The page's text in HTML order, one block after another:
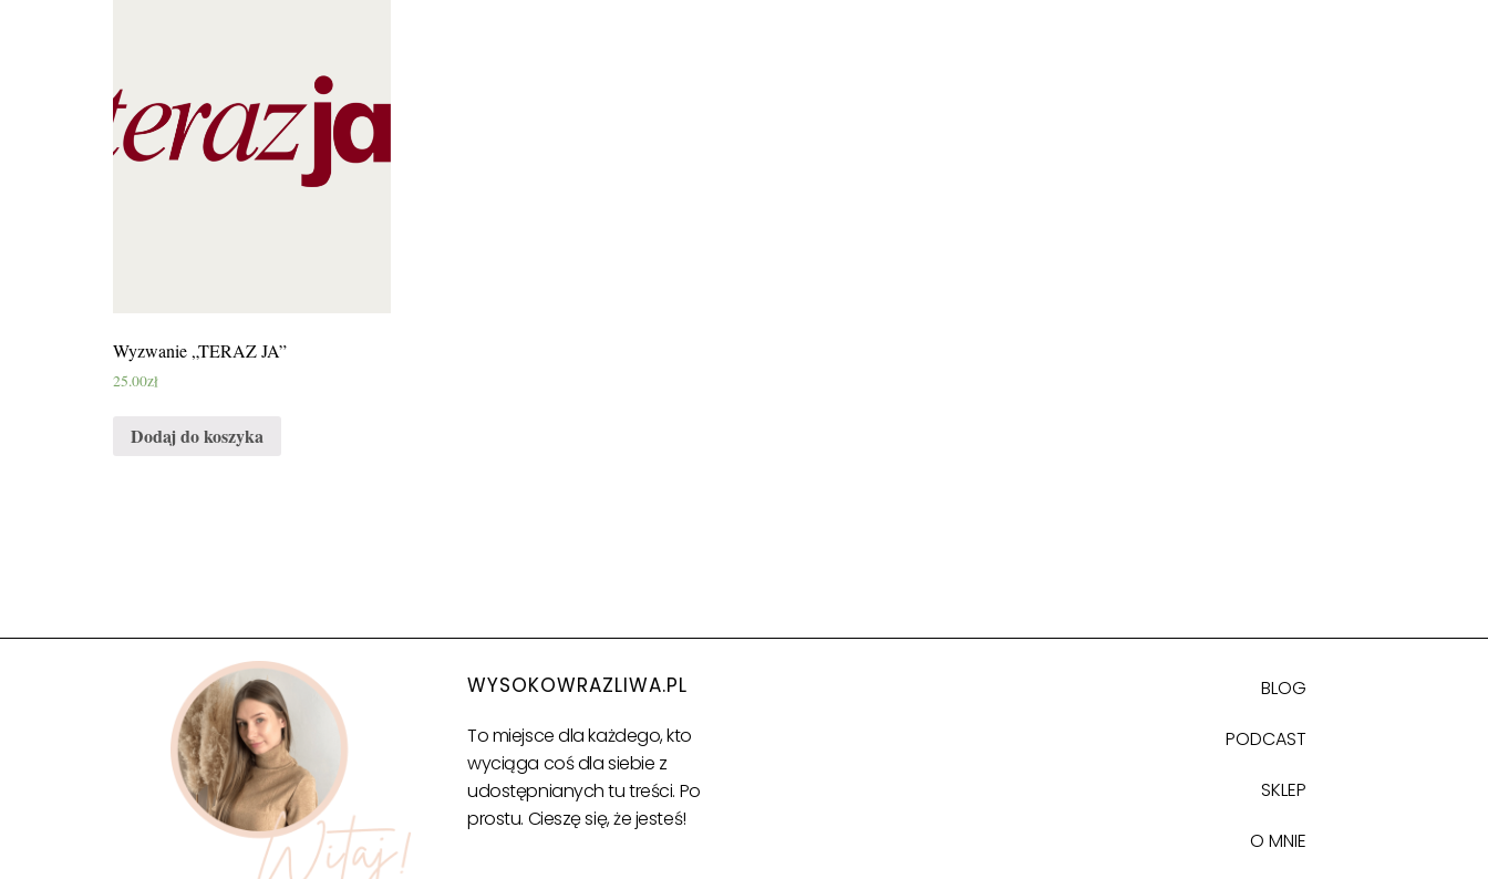
Wyzwanie „TERAZ JA”
25.00zł
Dodaj do koszyka
WYSOKOWRAZLIWA.PL
To miejsce dla każdego, kto
wyciąga coś dla siebie z
udostępnianych tu treści. Po
prostu. Cieszę się, że jesteś!
BLOG
PODCAST
SKLEP
O MNIE